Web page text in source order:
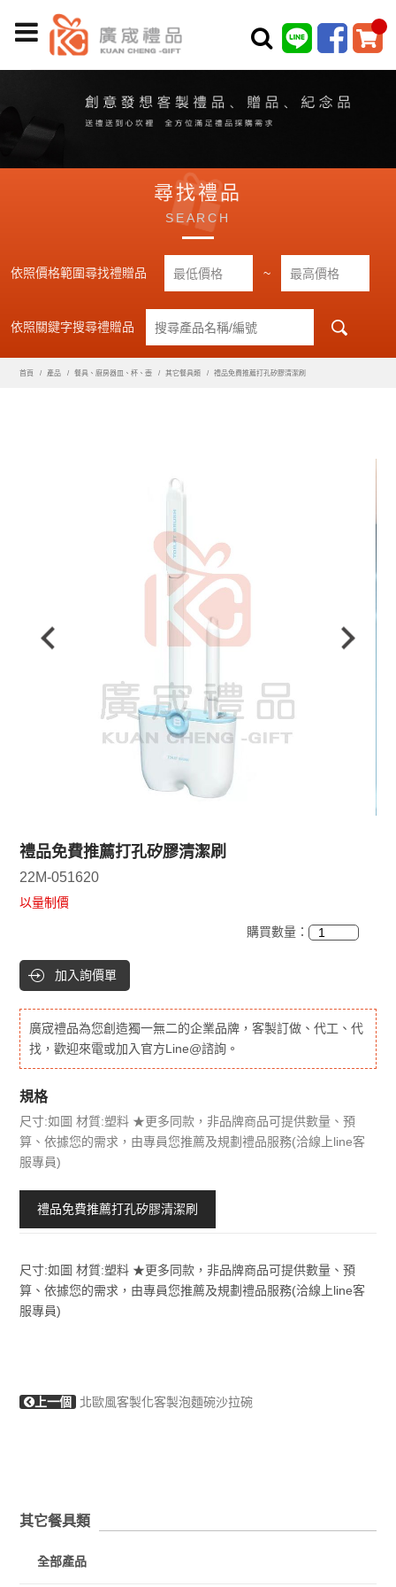
尋找禮品
SEARCH
依照價格範圍尋找禮贈品 ~
依照關鍵字搜尋禮贈品
首頁 產品 餐具、廚房器皿、杯、壺 其它餐具類 禮品免費推薦打孔矽膠清潔刷
禮品免費推薦打孔矽膠清潔刷
22M-051620
以量制價
購買數量：
加入詢價單
廣宬禮品為您創造獨一無二的企業品牌，客製訂做、代工、代
找，歡迎來電或加入官方Line@諮詢。
規格
尺寸:如圖 材質:塑料 ★更多同款，非品牌商品可提供數量、預
算、依據您的需求，由專員您推薦及規劃禮品服務(洽線上line客
服專員)
禮品免費推薦打孔矽膠清潔刷
尺寸:如圖 材質:塑料 ★更多同款，非品牌商品可提供數量、預
算、依據您的需求，由專員您推薦及規劃禮品服務(洽線上line客
服專員)
上一個 北歐風客製化客製泡麵碗沙拉碗
其它餐具類
全部產品